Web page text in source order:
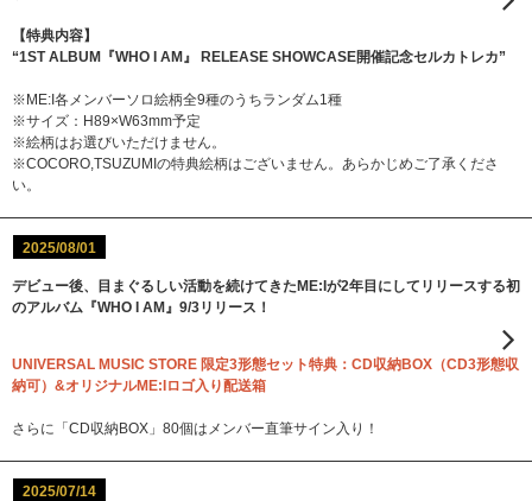
【特典内容】
“1ST ALBUM『WHO I AM』 RELEASE SHOWCASE開催記念セルカトレカ”
※ME:I各メンバーソロ絵柄全9種のうちランダム1種
※サイズ：H89×W63mm予定
※絵柄はお選びいただけません。
※COCORO,TSUZUMIの特典絵柄はございません。あらかじめご了承くださ
い。
2025/08/01
デビュー後、目まぐるしい活動を続けてきたME:Iが2年目にしてリリースする初
のアルバム『WHO I AM』9/3リリース！
UNIVERSAL MUSIC STORE 限定3形態セット特典：CD収納BOX（CD3形態収
納可）&オリジナルME:Iロゴ入り配送箱
さらに「CD収納BOX」80個はメンバー直筆サイン入り！
2025/07/14